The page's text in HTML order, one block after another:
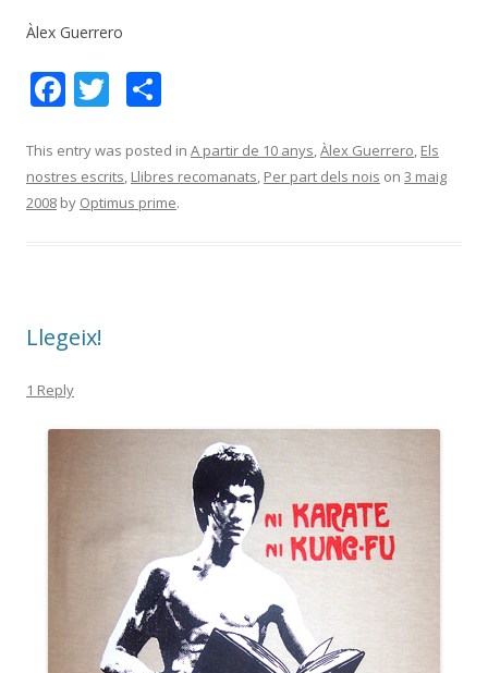
Àlex Guerrero
F
e
b
T
itt
er
m
p
This entry was posted in A partir de 10 anys,Àlex Guerrero, Els
nostres escrits, Llibres recomanats, Per part dels nois on 3 maig
2008 by Optimus prime.
Llegeix!
1 Reply